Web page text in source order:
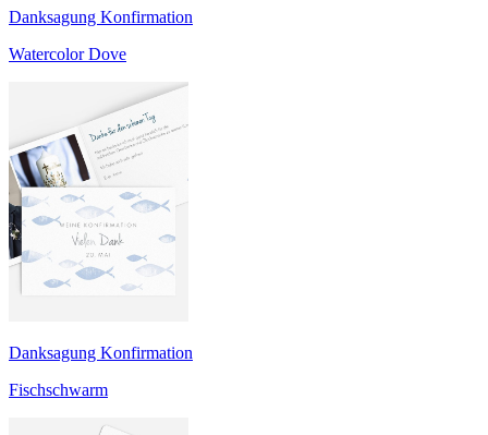
Danksagung Konfirmation
Watercolor Dove
Danksagung Konfirmation
Fischschwarm